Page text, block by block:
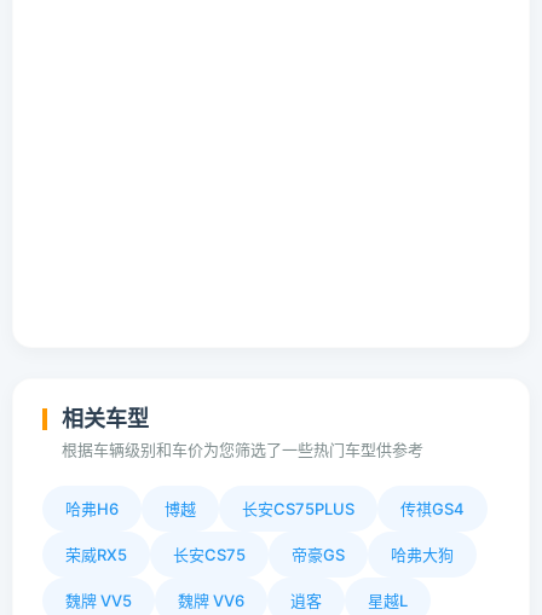
相关车型
根据车辆级别和车价为您筛选了一些热门车型供参考
哈弗H6 博越 长安CS75PLUS 传祺GS4
荣威RX5 长安CS75 帝豪GS 哈弗大狗
魏牌 VV5 魏牌 VV6 逍客 星越L